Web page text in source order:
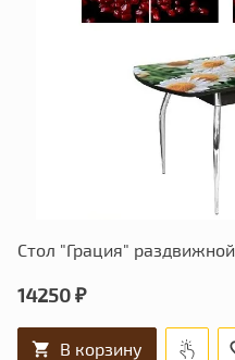
Стол "Грация" раздвижной
14250 ₽
В корзину